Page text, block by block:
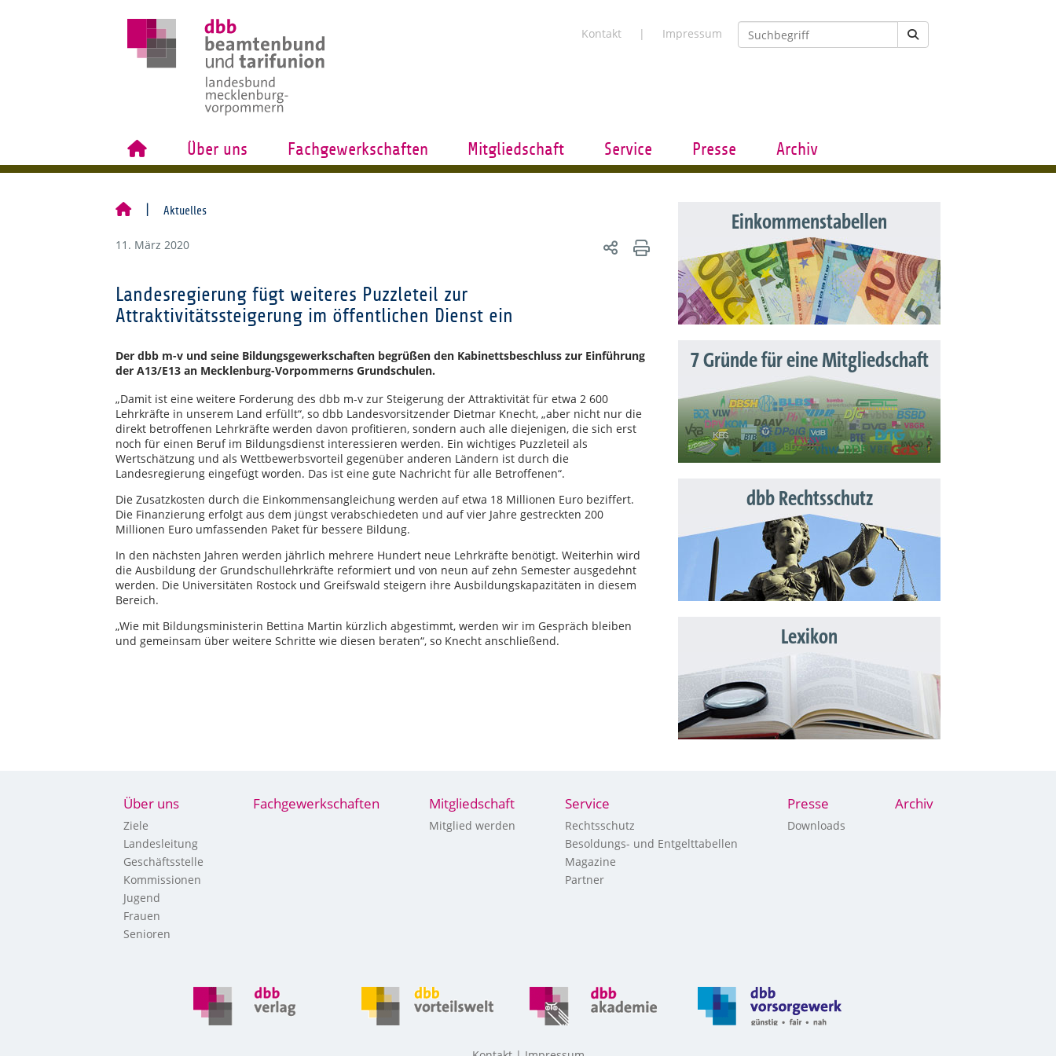
Kontakt Impressum
Über uns Fachgewerkschaften Mitgliedschaft Service Presse Archiv
Aktuelles
11. März 2020
Landesregierung fügt weiteres Puzzleteil zur
Attraktivitätssteigerung im öffentlichen Dienst ein
Der dbb m-v und seine Bildungsgewerkschaften begrüßen den Kabinettsbeschluss zur Einführung
der A13/E13 an Mecklenburg-Vorpommerns Grundschulen.
„Damit ist eine weitere Forderung des dbb m-v zur Steigerung der Attraktivität für etwa 2 600
Lehrkräfte in unserem Land erfüllt“, so dbb Landesvorsitzender Dietmar Knecht, „aber nicht nur die
direkt betroffenen Lehrkräfte werden davon profitieren, sondern auch alle diejenigen, die sich erst
noch für einen Beruf im Bildungsdienst interessieren werden. Ein wichtiges Puzzleteil als
Wertschätzung und als Wettbewerbsvorteil gegenüber anderen Ländern ist durch die
Landesregierung eingefügt worden. Das ist eine gute Nachricht für alle Betroffenen“.
Die Zusatzkosten durch die Einkommensangleichung werden auf etwa 18 Millionen Euro beziffert.
Die Finanzierung erfolgt aus dem jüngst verabschiedeten und auf vier Jahre gestreckten 200
Millionen Euro umfassenden Paket für bessere Bildung.
In den nächsten Jahren werden jährlich mehrere Hundert neue Lehrkräfte benötigt. Weiterhin wird
die Ausbildung der Grundschullehrkräfte reformiert und von neun auf zehn Semester ausgedehnt
werden. Die Universitäten Rostock und Greifswald steigern ihre Ausbildungskapazitäten in diesem
Bereich.
„Wie mit Bildungsministerin Bettina Martin kürzlich abgestimmt, werden wir im Gespräch bleiben
und gemeinsam über weitere Schritte wie diesen beraten“, so Knecht anschließend.
Einkommenstabellen
7 Gründe für eine Mitgliedschaft
dbb Rechtsschutz
Lexikon
Über uns
Ziele
Landesleitung
Geschäftsstelle
Kommissionen
Jugend
Frauen
Senioren
Fachgewerkschaften Mitgliedschaft
Mitglied werden
Service
Rechtsschutz
Besoldungs- und Entgelttabellen
Magazine
Partner
Presse
Downloads
Archiv